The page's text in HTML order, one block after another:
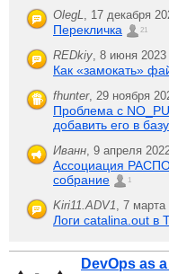
OlegL, 17 декабря
Перекличка 21
REDkiy, 8 июня
Как «замокать»
fhunter, 29 ноября
Проблема с
добавить его в
Иванн, 9 апреля
Ассоциация
собрание
1
Kiri11.ADV1, 7 марта
Логи catalina.out в
DevOps as